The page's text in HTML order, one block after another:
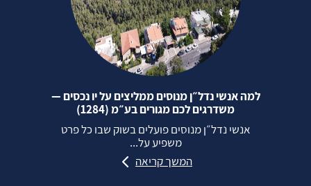
למה אנשי נדל״ן מנוסים ממליצים על יו נכסים —
משדרגים לכם מגורים בע״מ (1284)
אנשי נדל״ן מנוסים פועלים בשוק שבו כל פרט
משפיע על...
המשך קריאה